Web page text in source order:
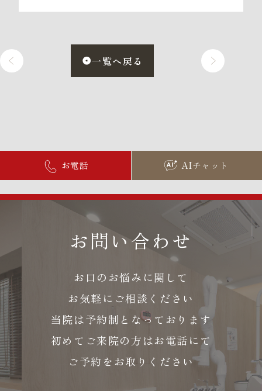
一覧へ戻る
お電話 AIチャット
お問い合わせ
お口のお悩みに関して
お気軽にご相談ください
当院は予約制となっております
初めてご来院の方はお電話にて
ご予約をお取りください